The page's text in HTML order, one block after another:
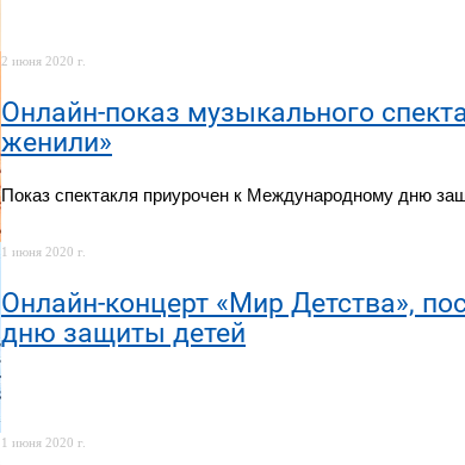
2 июня 2020 г.
Онлайн-показ музыкального
женили»
Показ спектакля приурочен к Международному дню
1 июня 2020 г.
Онлайн-концерт «Мир Детства»,
дню защиты детей
1 июня 2020 г.